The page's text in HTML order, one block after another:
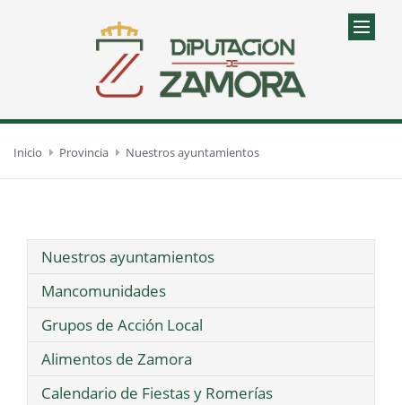
Inicio Provincia Nuestros ayuntamientos
Nuestros ayuntamientos
Mancomunidades
Grupos de Acción Local
Alimentos de Zamora
Calendario de Fiestas y Romerías